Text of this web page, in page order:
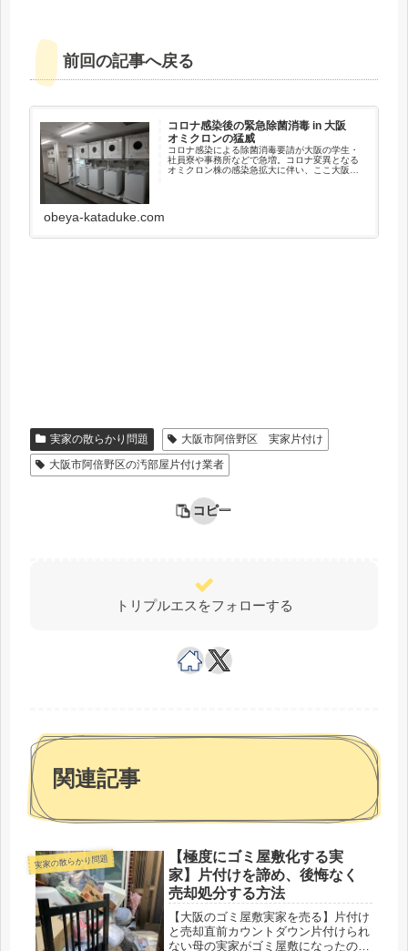
前回の記事へ戻る
コロナ感染後の緊急除菌消毒 in 大阪
オミクロンの猛威
コロナ感染による除菌消毒要請が大阪の学生・
社員寮や事務所などで急増。コロナ変異となる
オミクロン株の感染急拡大に伴い、ここ大阪で
obeya-kataduke.com
実家の散らかり問題
大阪市阿倍野区 実家片付け
大阪市阿倍野区の汚部屋片付け業者
コピー
トリプルエスをフォローする
関連記事
実家の散らかり問題
【極度にゴミ屋敷化する実
家】片付けを諦め、後悔なく
売却処分する方法
【大阪のゴミ屋敷実家を売る】片付け
と売却直前カウントダウン片付けられ
ない母の実家がゴミ屋敷になったのは